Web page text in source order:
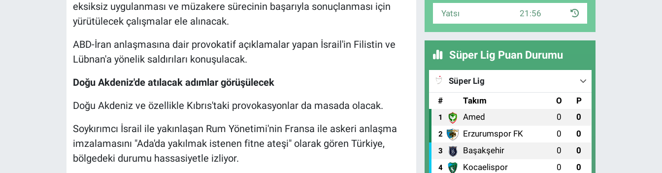
eksiksiz uygulanması ve müzakere sürecinin başarıyla sonuçlanması için
yürütülecek çalışmalar ele alınacak.
ABD-İran anlaşmasına dair provokatif açıklamalar yapan İsrail'in Filistin ve
Lübnan'a yönelik saldırıları konuşulacak.
Doğu Akdeniz'de atılacak adımlar görüşülecek
Doğu Akdeniz ve özellikle Kıbrıs'taki provokasyonlar da masada olacak.
Soykırımcı İsrail ile yakınlaşan Rum Yönetimi'nin Fransa ile askeri anlaşma
imzalamasını "Ada'da yakılmak istenen fitne ateşi" olarak gören Türkiye,
bölgedeki durumu hassasiyetle izliyor.
Yatsı 21:56
Süper Lig Puan Durumu
Süper Lig
#
Takım O P
1 Amed 0 0
2 Erzurumspor FK 0 0
3 Başakşehir 0 0
4 Kocaelispor 0 0